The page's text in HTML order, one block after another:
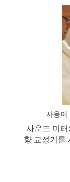
사용이
사운드 미
향 교정기를